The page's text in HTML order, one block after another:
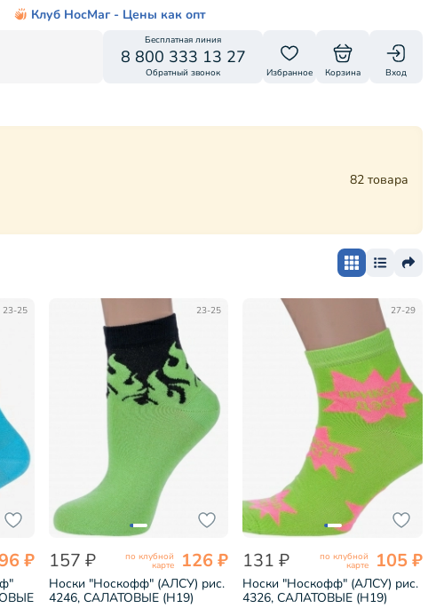
Клуб НосМаг - Цены как опт
Бесплатная линия
8 800 333 13 27
Обратный звонок Избранное Корзина Вход
82 товара
23-25
₽
23-25
157 ₽ по клубной
карте 126 ₽
Носки "Носкофф" (АЛСУ) рис.
4246, САЛАТОВЫЕ (Н19)
27-29
131 ₽ по клубной
карте 105 ₽
Носки "Носкофф" (АЛСУ) рис.
4326, САЛАТОВЫЕ (Н19)